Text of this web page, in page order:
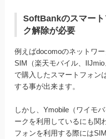
SoftBankのスマー
ク解除が必要
例えばdocomoのネットワ
SIM（楽天モバイル、
で購入したスマートフォン
する事が出来ます。
しかし、Ymobile（ワイモ
ークを利用しているにも関
フォンを利用する際には